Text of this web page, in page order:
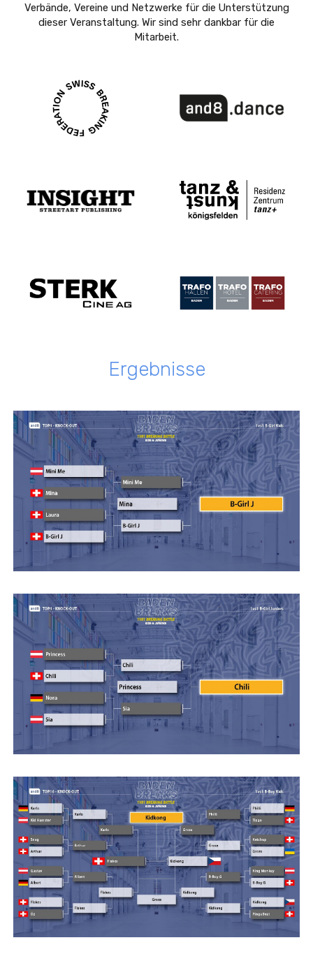
Verbände, Vereine und Netzwerke für die Unterstützung
dieser Veranstaltung. Wir sind sehr dankbar für die
Mitarbeit.
Ergebnisse